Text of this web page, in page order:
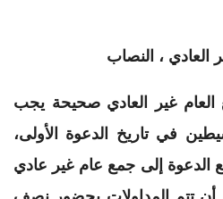
غير العادي صحيحة يجب
في تاريخ الدعوة الأولى،
الدعوة إلى جمع عام غير عادي